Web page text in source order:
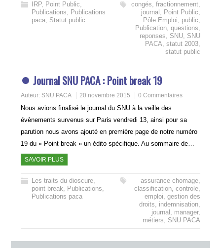
IRP, Point Public,
Publications, Publications
paca, Statut public
congés, fractionnement,
journal , Point Public,
Pôle Emploi, public,
Publication, questions,
reponses, SNU, SNU
PACA, statut 2003,
statut public
Journal SNU PACA : Point break 19
Auteur: SNU PACA 20 novembre 2015 0 Commentaires
Nous avions finalisé le journal du SNU à la veille des
évènements survenus sur Paris vendredi 13, ainsi pour sa
parution nous avons ajouté en première page de notre numéro
19 du « Point break » un édito spécifique. Au sommaire de…
SAVOIR PLUS
Les traits du dioscure,
point break, Publications,
Publications paca
assurance chomage,
classification, controle,
emploi, gestion des
droits, indemnisation,
journal , manager,
métiers, SNU PACA